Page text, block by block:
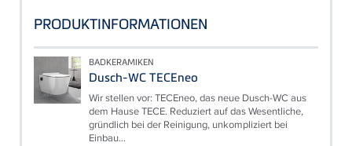
PRODUKTINFORMATIONEN
BADKERAMIKEN
Dusch-WC TECEneo
Wir stellen vor: TECEneo, das neue Dusch-WC aus
dem Hause TECE. Reduziert auf das Wesentliche,
gründlich bei der Reinigung, unkompliziert bei
Einbau...